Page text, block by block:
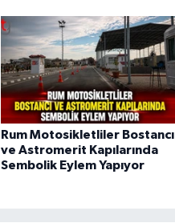
Rum Motosikletliler Bostancı
ve Astromerit Kapılarında
Sembolik Eylem Yapıyor